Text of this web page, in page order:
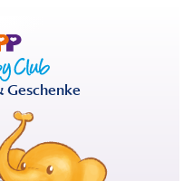
Geschenke